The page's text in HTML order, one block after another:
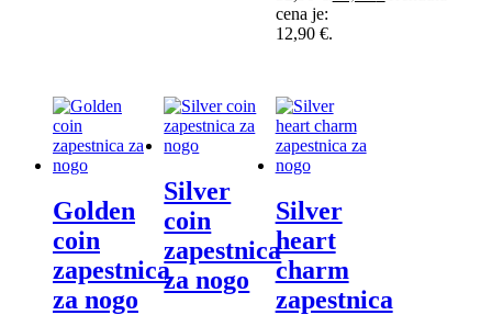
cena je:
12,90 €.
Golden
coin
zapestnica
za nogo
Silver
coin
zapestnica
za nogo
Silver
heart
charm
zapestnica